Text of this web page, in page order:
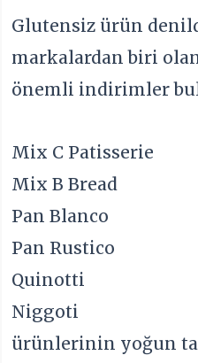
Glutensiz ürün
markalardan biri
önemli indirimler
Mix C Patisserie
Mix B Bread
Pan Blanco
Pan Rustico
Quinotti
Niggoti
ürünlerinin yoğun